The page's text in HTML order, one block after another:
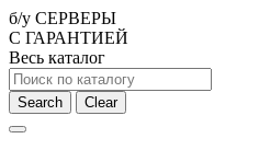
б/у СЕРВЕРЫ
С ГАРАНТИЕЙ
Весь каталог
Search Clear